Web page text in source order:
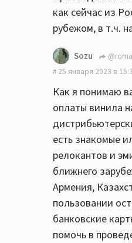
как сейчас из
рубежом, в т.ч.
Sozu
25 января 2023 в
Как я понимаю
оплаты винила
есть знакомые
релокантов и
ближнего
Армения,
пользовании
банковские
помочь в